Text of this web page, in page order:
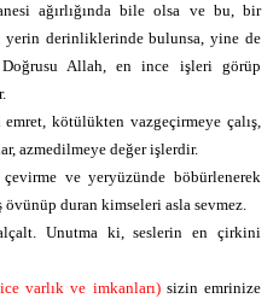
ağırlığında bile olsa ve bu, bir
derinliklerinde bulunsa, yine de
Allah, en ince işleri görüp
kötülükten vazgeçirmeye çalış,
azmedilmeye değer işlerdir.
ve yeryüzünde böbürlenerek
duran kimseleri asla sevmez.
Unutma ki, seslerin en çirkini
varlık ve imkanları)sizin emrinize